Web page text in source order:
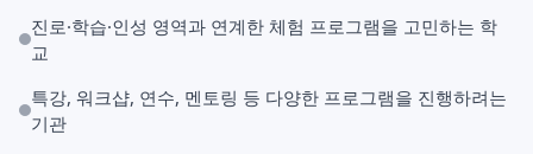
진로·학습·인성 영역과 연계한 체험 프로그램을 고민하는 학
교
특강, 워크샵, 연수, 멘토링 등 다양한 프로그램을 진행하려는
기관